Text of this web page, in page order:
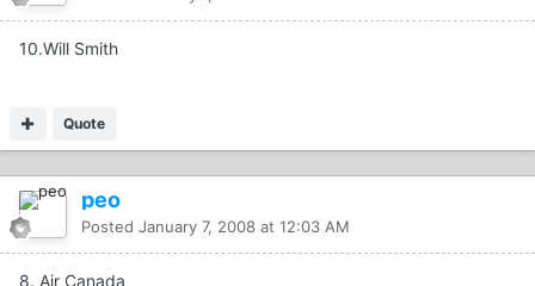
10.Will Smith
Quote
peo
Posted January 7, 2008 at 12:03 AM
8. Air Canada